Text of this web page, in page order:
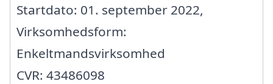
Startdato: 01. september 2022,
Virksomhedsform:
Enkeltmandsvirksomhed
CVR: 43486098